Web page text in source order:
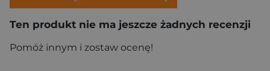
Ten produkt nie ma jeszcze żadnych recenzji
Pomóż innym i zostaw ocenę!